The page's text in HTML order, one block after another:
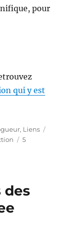
pour
qui y est
, Liens
5
des